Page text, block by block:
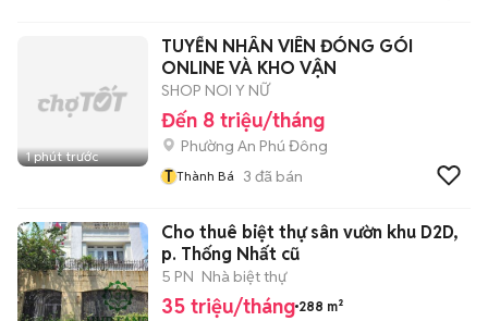
1 phút trước
TUYỂN NHÂN VIÊN ĐÓNG GÓI
ONLINE VÀ KHO VẬN
SHOP NOI Y NỮ
Đến 8 triệu/tháng
Phường An Phú Đông
T Thành Bá 3 đã bán
Cho thuê biệt thự sân vườn khu D2D,
p. Thống Nhất cũ
5 PN Nhà biệt thự
35 triệu/tháng 288 m²